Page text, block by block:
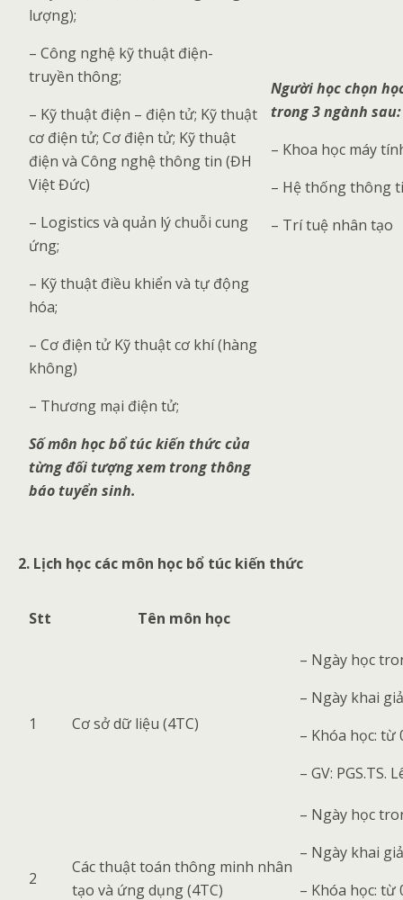
lượng);
– Công nghệ kỹ thuật điện-
truyền thông;
– Kỹ thuật điện – điện tử; Kỹ thuật
cơ điện tử; Cơ điện tử; Kỹ thuật
điện và Công nghệ thông tin (ĐH
Việt Đức)
– Logistics và quản lý chuỗi cung
ứng;
– Kỹ thuật điều khiển và tự động
hóa;
– Cơ điện tử Kỹ thuật cơ khí (hàng
không)
– Thương mại điện tử;
Số môn học bổ túc kiến thức của
từng đối tượng xem trong thông
báo tuyển sinh.
Người học chọn
trong 3 ngành sau:
– Khoa học máy
– Hệ thống thông
– Trí tuệ nhân tạo
2. Lịch học các môn học bổ túc kiến thức
Stt Tên môn học
1 Cơ sở dữ liệu (4TC)
– Ngày học
– Ngày khai
– Khóa học: từ
– GV: PGS.TS.
2
Các thuật toán thông minh nhân
tạo và ứng dụng (4TC)
– Ngày học
– Ngày khai
– Khóa học: từ